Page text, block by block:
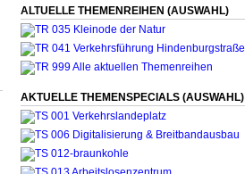
ALTUELLE THEMENREIHEN (AUSWAHL)
AKTUELLE THEMENSPECIALS (AUSWAHL)